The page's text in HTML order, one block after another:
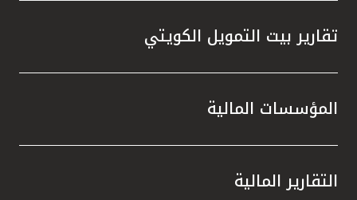
تقارير بيت التمويل الكويتي
المؤسسات المالية
التقارير المالية